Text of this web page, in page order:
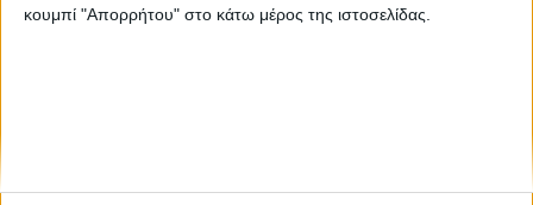
κουμπί "Απορρήτου" στο κάτω μέρος της ιστοσελίδας.